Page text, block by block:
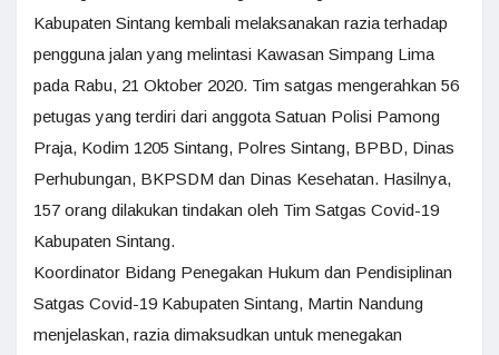
Kabupaten Sintang kembali melaksanakan razia terhadap
pengguna jalan yang melintasi Kawasan Simpang Lima
pada Rabu, 21 Oktober 2020. Tim satgas mengerahkan 56
petugas yang terdiri dari anggota Satuan Polisi Pamong
Praja, Kodim 1205 Sintang, Polres Sintang, BPBD, Dinas
Perhubungan, BKPSDM dan Dinas Kesehatan. Hasilnya,
157 orang dilakukan tindakan oleh Tim Satgas Covid-19
Kabupaten Sintang.
Koordinator Bidang Penegakan Hukum dan Pendisiplinan
Satgas Covid-19 Kabupaten Sintang, Martin Nandung
menjelaskan, razia dimaksudkan untuk menegakan